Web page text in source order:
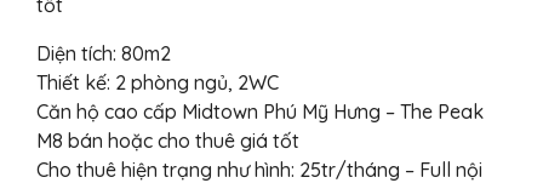
tốt
Diện tích: 80m2
Thiết kế: 2 phòng ngủ, 2WC
Căn hộ cao cấp Midtown Phú Mỹ Hưng – The Peak
M8 bán hoặc cho thuê giá tốt
Cho thuê hiện trạng như hình: 25tr/tháng – Full nội